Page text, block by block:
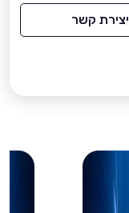
יצירת קשר